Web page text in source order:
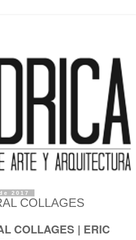
2017
COLLAGES
COLLAGES | ERIC